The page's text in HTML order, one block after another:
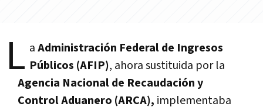
L aAdministración Federal de Ingresos
Públicos (AFIP), ahora sustituida por la
Agencia Nacional de Recaudación y
Control Aduanero (ARCA), implementaba